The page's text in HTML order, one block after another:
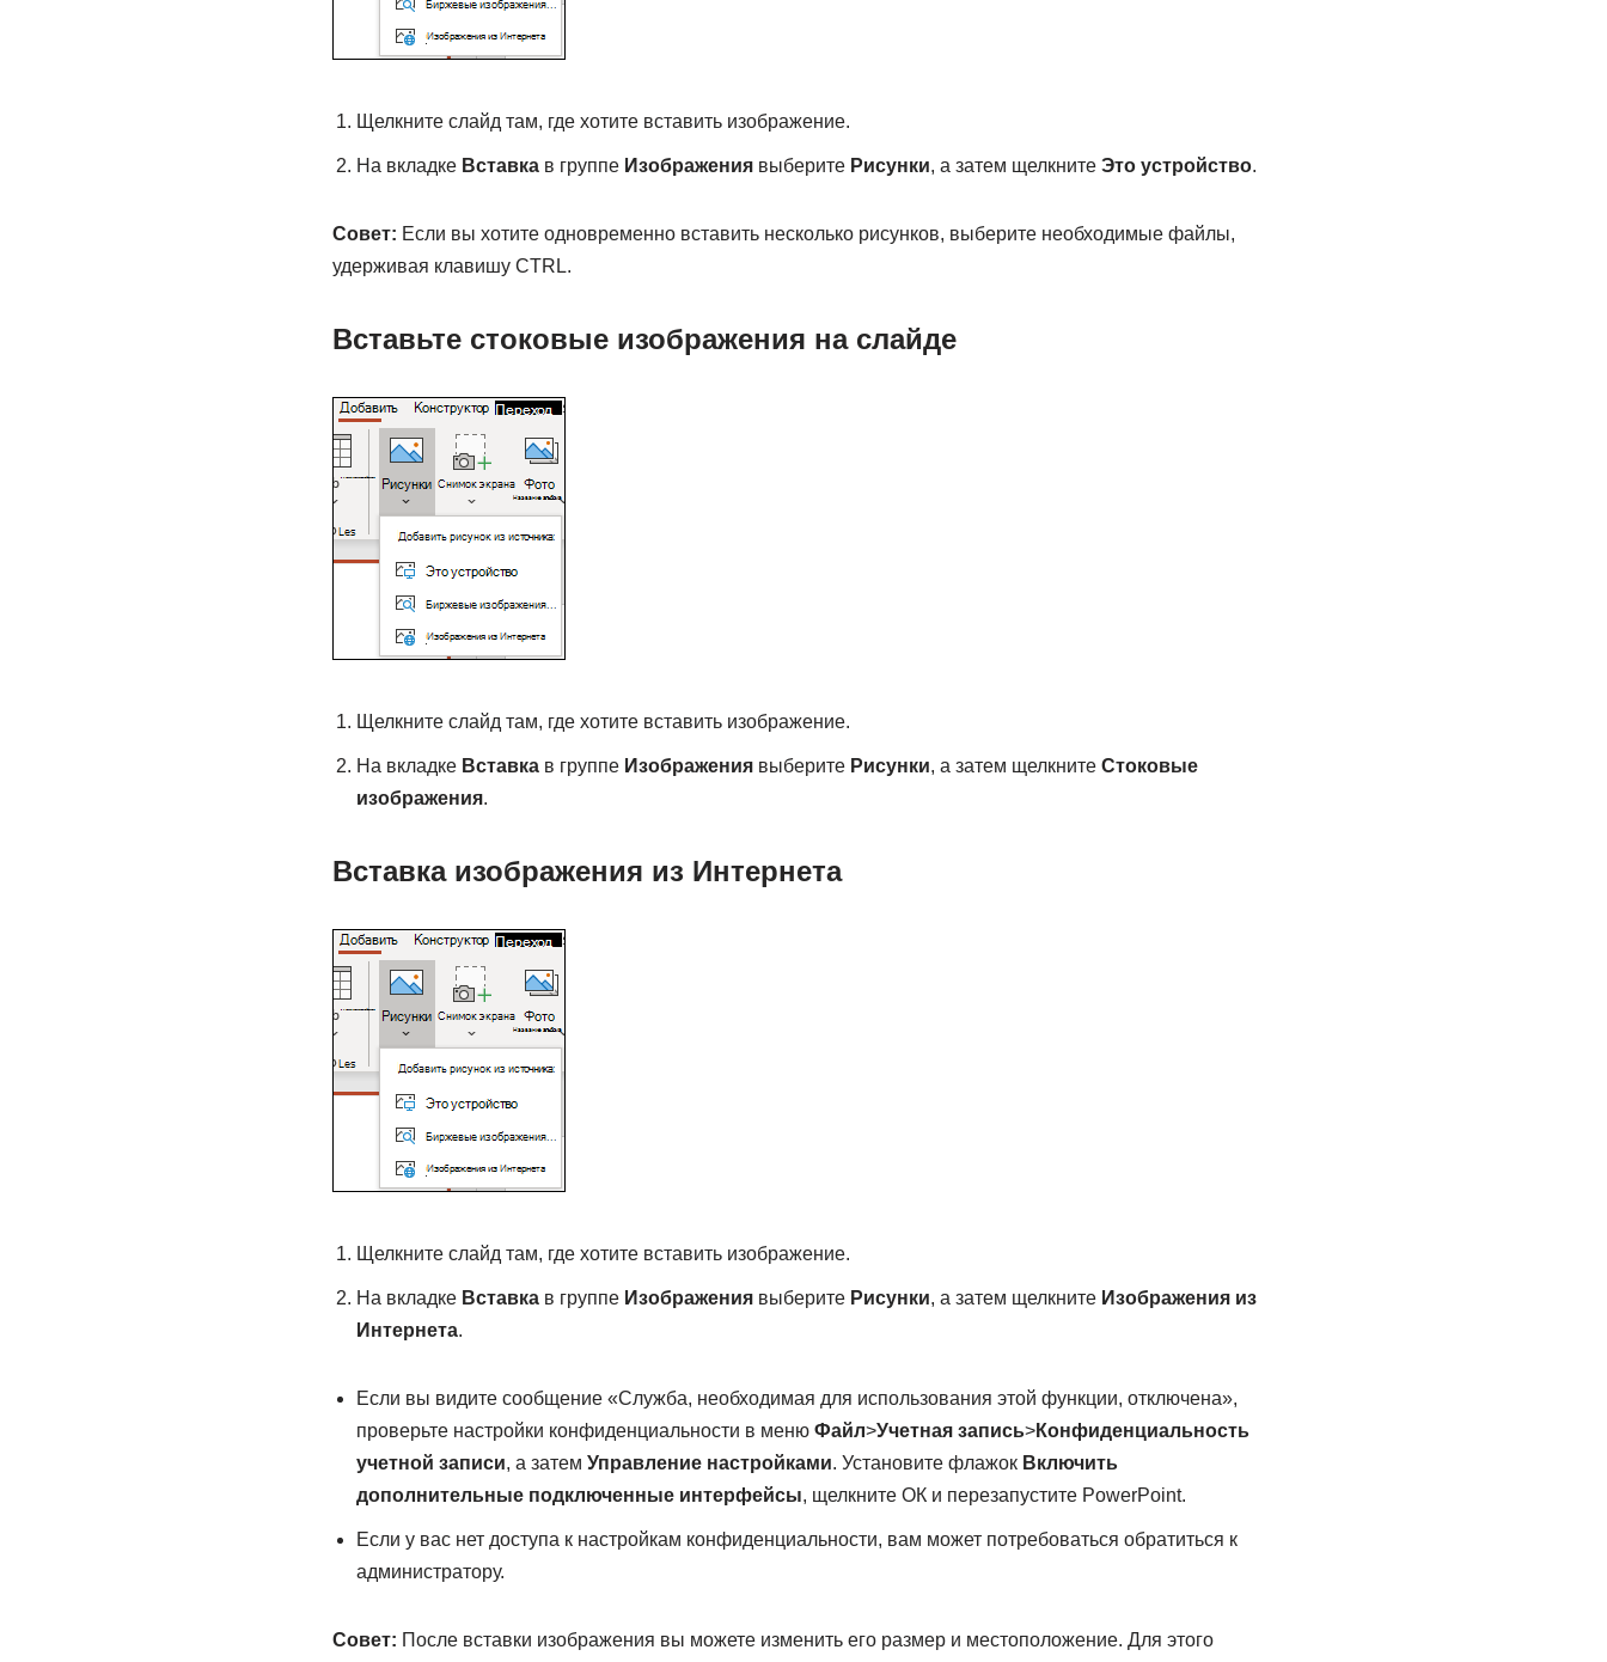
Щелкните слайд там, где хотите вставить изображение.
На вкладке Вставкав группе Изображениявыберите Рисунки, а затем щелкните Это устройство.
Совет: Если вы хотите одновременно вставить несколько рисунков, выберите необходимые файлы,
удерживая клавишу CTRL.
Вставьте стоковые изображения на слайде
Щелкните слайд там, где хотите вставить изображение.
На вкладке Вставкав группе Изображениявыберите Рисунки, а затем щелкните Стоковые
изображения.
Вставка изображения из Интернета
Щелкните слайд там, где хотите вставить изображение.
На вкладке Вставкав группе Изображениявыберите Рисунки, а затем щелкните Изображения из
Интернета.
Если вы видите сообщение «Служба, необходимая для использования этой функции, отключена»,
проверьте настройки конфиденциальности в меню Файл>Учетная запись>Конфиденциальность
учетной записи, а затем Управление настройками. Установите флажок Включить
дополнительные подключенные интерфейсы, щелкните ОК и перезапустите PowerPoint.
Если у вас нет доступа к настройкам конфиденциальности, вам может потребоваться обратиться к
администратору.
Совет: После вставки изображения вы можете изменить его размер и местоположение. Для этого